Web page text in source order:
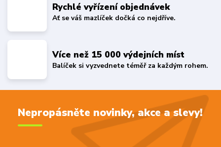
Rychlé vyřízení objednávek
Ať se váš mazlíček dočká co nejdříve.
Více než 15 000 výdejních míst
Balíček si vyzvednete téměř za každým rohem.
Nepropásněte novinky, akce a slevy!